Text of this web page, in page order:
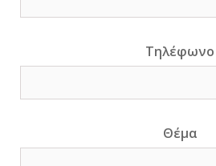
Τηλέφωνο
Θέμα